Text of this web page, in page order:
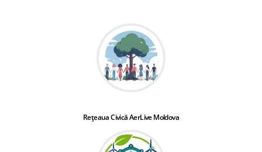
Rețeaua Civică AerLive Moldova